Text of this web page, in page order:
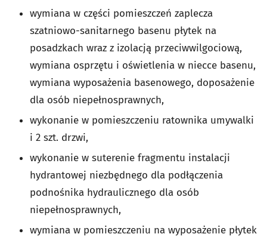
wymiana w części pomieszczeń zaplecza
szatniowo-sanitarnego basenu płytek na
posadzkach wraz z izolacją przeciwwilgociową,
wymiana osprzętu i oświetlenia w niecce basenu,
wymiana wyposażenia basenowego, doposażenie
dla osób niepełnosprawnych,
wykonanie w pomieszczeniu ratownika umywalki
i 2 szt. drzwi,
wykonanie w suterenie fragmentu instalacji
hydrantowej niezbędnego dla podłączenia
podnośnika hydraulicznego dla osób
niepełnosprawnych,
wymiana w pomieszczeniu na wyposażenie płytek